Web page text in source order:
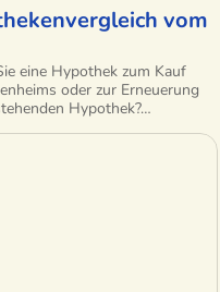
vom
eine Hypothek zum Kauf
oder zur Erneuerung
Hypothek?…